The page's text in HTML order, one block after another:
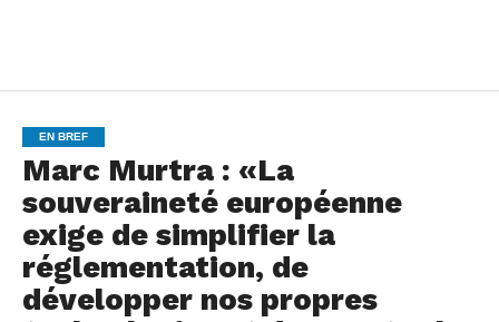
EN BREF
Marc Murtra : «La
souveraineté européenne
exige de simplifier la
réglementation, de
développer nos propres